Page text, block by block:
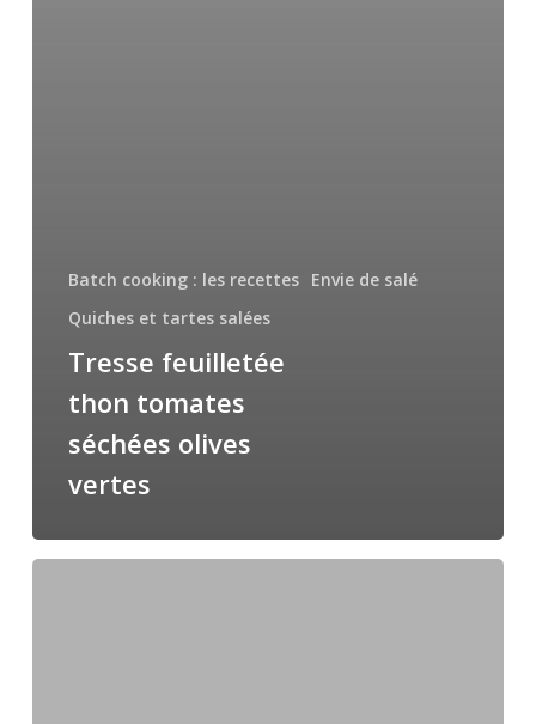
Batch cooking : les recettes Envie de salé
Quiches et tartes salées
Tresse feuilletée
thon tomates
séchées olives
vertes